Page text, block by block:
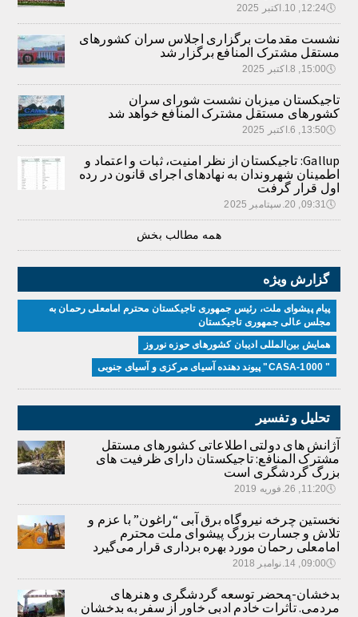
🕔12:24, 10.اکتبر 2025
نشست مقدمات برگزاری اجلاس سران کشورهای
مستقل مشترک المنافع برگزار شد
🕔15:00, 8.اکتبر 2025
تاجیکستان میزبان نشست شورای سران
کشورهای مستقل مشترک المنافع خواهد شد
🕔13:50, 6.اکتبر 2025
Gallup: تاجیکستان از نظر امنیت، ثبات و اعتماد و
اطمینان شهروندان به نهادهای اجرای قانون در رده
اول قرار گرفت
🕔09:31, 20.سپتامبر 2025
همه مطالب بخش
گزارش ویژه
پیام پیشوای ملت، رئیس جمهوری تاجیکستان محترم امامعلی رحمان به
مجلس عالی جمهوری تاجیکستان
همایش بین‌المللی ادیبان کشور‌های حوزه نوروز
" CASA-1000" پیوند دهنده آسیای مرکزی و آسیای جنوبی
تحلیل و تفسیر
آژانش های دولتی اطلاعاتی کشورهای مستقل
مشترک المنافع: تاجیکستان دارای ظرفیت های
بزرگ گردشگری است
🕔11:20, 26.فوریه 2019
نخستین چرخه نیروگاه برق آبی “راغون” با عزم و
تلاش و جسارت بزرگ پیشوای ملت محترم
امامعلی رحمان مورد بهره برداری قرار می‌گیرد
🕔09:00, 14.نوامبر 2018
بدخشان-محضر توسعه گردشگری و هنرهای
مردمی. تأثرات خادم ادبی خاور از سفر به بدخشان